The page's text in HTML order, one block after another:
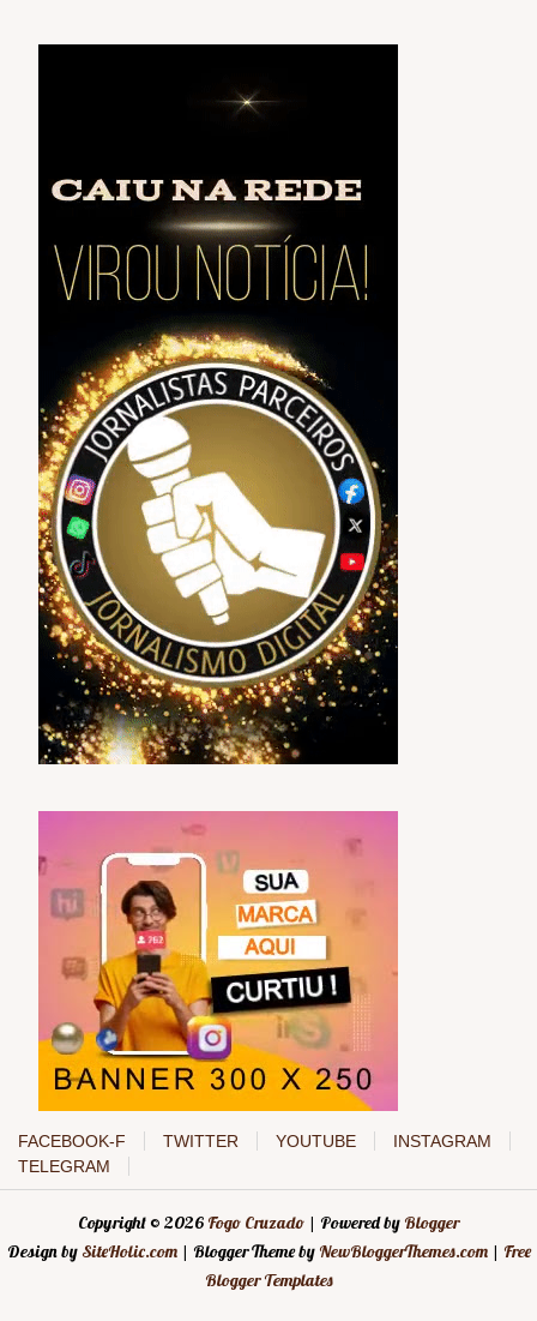
FACEBOOK-F TWITTER YOUTUBE
INSTAGRAM
TELEGRAM
Copyright © 2026Fogo Cruzado | Powered by Blogger
Design by SiteHolic.com| Blogger Theme byNewBloggerThemes.com| Free
Blogger Templates